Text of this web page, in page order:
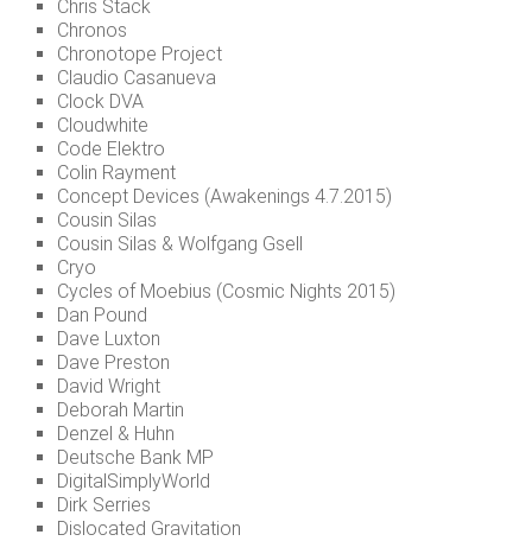
Chris Stack
Chronos
Chronotope Project
Claudio Casanueva
Clock DVA
Cloudwhite
Code Elektro
Colin Rayment
Concept Devices (Awakenings 4.7.2015)
Cousin Silas
Cousin Silas & Wolfgang Gsell
Cryo
Cycles of Moebius (Cosmic Nights 2015)
Dan Pound
Dave Luxton
Dave Preston
David Wright
Deborah Martin
Denzel & Huhn
Deutsche Bank MP
DigitalSimplyWorld
Dirk Serries
Dislocated Gravitation